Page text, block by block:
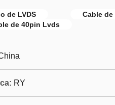
de LVDS
Cable
de 40pin Lvds
RY